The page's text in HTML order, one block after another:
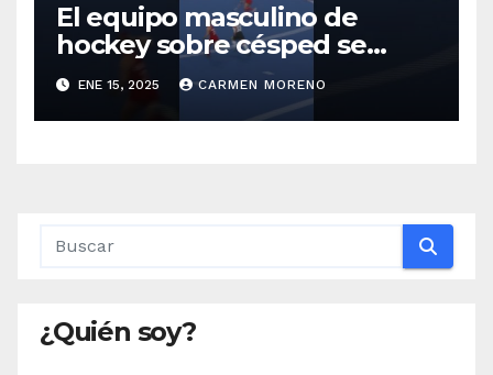
El equipo masculino de
hockey sobre césped se
entrena para la ProLeague
en Benalmádena
ENE 15, 2025 CARMEN MORENO
¿Quién soy?